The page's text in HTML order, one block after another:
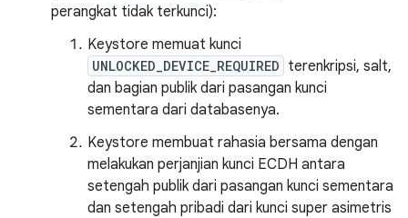
perangkat tidak terkunci):
Keystore memuat kunci
UNLOCKED_DEVICE_REQUIRED terenkripsi, salt,
dan bagian publik dari pasangan kunci
sementara dari databasenya.
Keystore membuat rahasia bersama dengan
melakukan perjanjian kunci ECDH antara
setengah publik dari pasangan kunci sementara
dan setengah pribadi dari kunci super asimetris